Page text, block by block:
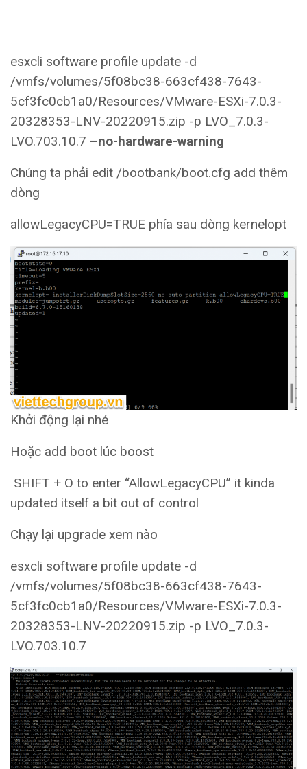
esxcli software profile update -d
/vmfs/volumes/5f08bc38-663cf438-7643-
5cf3fc0cb1a0/Resources/VMware-ESXi-7.0.3-
20328353-LNV-20220915.zip -p LVO_7.0.3-
LVO.703.10.7 –no-hardware-warning
Chúng ta phải edit /bootbank/boot.cfg add thêm
dòng
allowLegacyCPU=TRUE phía sau dòng kernelopt
Khởi động lại nhé
Hoặc add boot lúc boost
SHIFT + O to enter “AllowLegacyCPU” it kinda
updated itself a bit out of control
Chạy lại upgrade xem nào
esxcli software profile update -d
/vmfs/volumes/5f08bc38-663cf438-7643-
5cf3fc0cb1a0/Resources/VMware-ESXi-7.0.3-
20328353-LNV-20220915.zip -p LVO_7.0.3-
LVO.703.10.7